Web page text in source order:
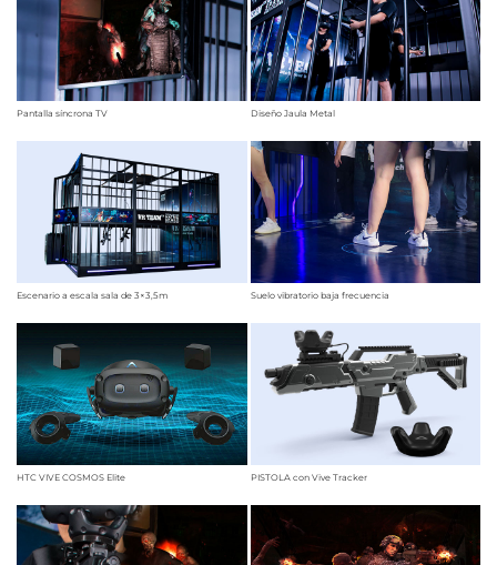
Pantalla síncrona TV Diseño Jaula Metal
Escenario a escala sala de 3×3,5m Suelo vibratorio baja frecuencia
HTC VIVE COSMOS Elite PISTOLA con Vive Tracker